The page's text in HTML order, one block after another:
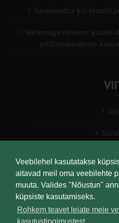
Veebilehel kasutatakse
aitavad meil oma veebilehte
muuta. Valides "Nõustun"
küpsiste kasutamiseks.
Rohkem teavet leiate meie
Turuaiandus kui elustiil
Vähemaga rohkem: kuidas
põllumajanduses
Liitu